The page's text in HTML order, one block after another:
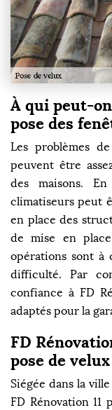
À qui peut-
pose des
Les problèmes
peuvent être
des maisons.
climatiseurs peut
en place des
de mise en
opérations sont à
difficulté. Par
confiance à FD
adaptés pour la
FD
pose de velux
Siégée dans la
FD Rénovation 11